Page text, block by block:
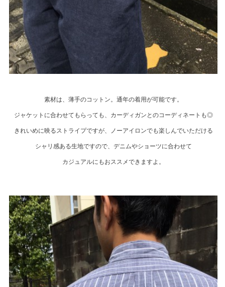
素材は、薄手のコットン。通年の着用が可能です。
ジャケットに合わせてもらっても、カーディガンとのコーディネートも◎
きれいめに映るストライプですが、ノーアイロンでも楽しんでいただける
シャリ感ある生地ですので、デニムやショーツに合わせて
カジュアルにもおススメできますよ。